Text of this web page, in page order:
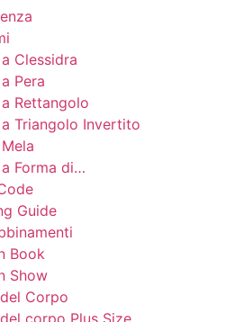
Clessidra
Pera
Rettangolo
Triangolo Invertito
Forma di…
Guide
Book
Show
Corpo
corpo Plus Size